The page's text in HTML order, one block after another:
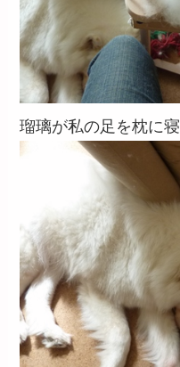
瑠璃が私の足を枕に